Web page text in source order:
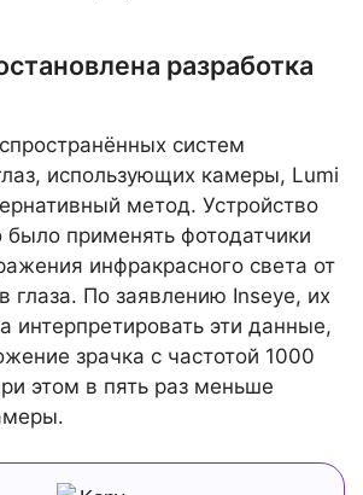
разработка
систем
использующих камеры, Lumi
метод. Устройство
применять фотодатчики
инфракрасного света от
глаза. По заявлению Inseye, их
интерпретировать эти данные,
зрачка с частотой 1000
этом в пять раз меньше